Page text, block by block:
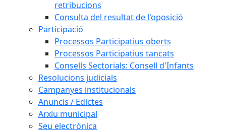
retribucions
Consulta del resultat de l'oposició
Participació
Processos Participatius oberts
Processos Participatius tancats
Consells Sectorials: Consell d'Infants
Resolucions judicials
Campanyes institucionals
Anuncis / Edictes
Arxiu municipal
Seu electrònica